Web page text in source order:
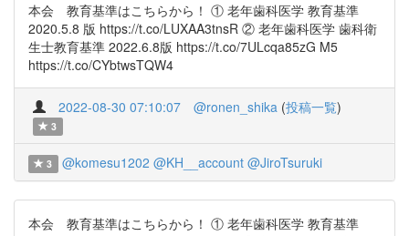
本会 教育基準はこちらから！ ① 老年歯科医学 教育基準
2020.5.8 版 https://t.co/LUXAA3tnsR ② 老年歯科医学 歯科衛
生士教育基準 2022.6.8版 https://t.co/7ULcqa85zG M5
https://t.co/CYbtwsTQW4
2022-08-30 07:10:07 @ronen_shika (投稿一覧)
3
3 @komesu1202 @KH__account @JiroTsuruki
本会 教育基準はこちらから！ ① 老年歯科医学 教育基準